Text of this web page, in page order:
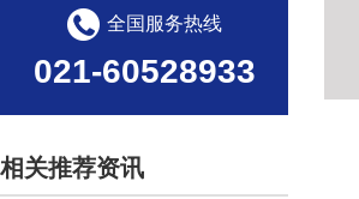
全国服务热线
021-60528933
相关推荐资讯